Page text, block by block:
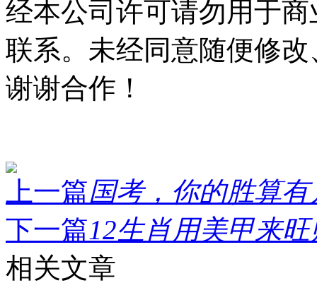
经本公司许可请勿用于
联系。未经同意随便修
谢谢合作！
上一篇国考，你的胜算有
下一篇12生肖用美甲来旺
相关文章